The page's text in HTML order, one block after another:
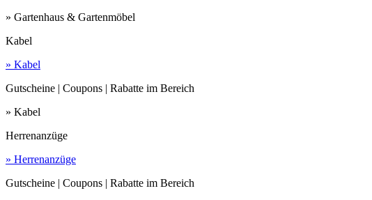
» Gartenhaus & Gartenmöbel
Kabel
» Kabel
Gutscheine | Coupons | Rabatte im Bereich
» Kabel
Herrenanzüge
» Herrenanzüge
Gutscheine | Coupons | Rabatte im Bereich